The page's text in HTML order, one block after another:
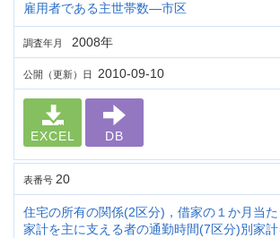
雇用者である主世帯数―市区
調査年月 2008年
公開（更新）日 2010-09-10
EXCEL DB
表番号 20
住宅の所有の関係(2区分)，借家の１か月当た
家計を主に支える者の通勤時間(7区分)別家